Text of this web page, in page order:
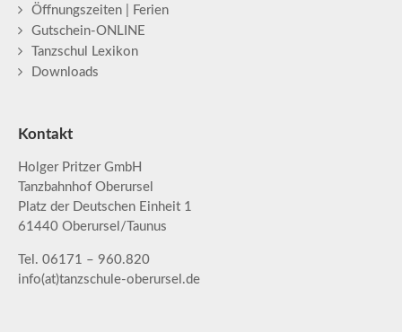
Öffnungszeiten | Ferien
Gutschein-ONLINE
Tanzschul Lexikon
Downloads
Kontakt
Holger Pritzer GmbH
Tanzbahnhof Oberursel
Platz der Deutschen Einheit 1
61440 Oberursel/Taunus
Tel. 06171 – 960.820
info(at)tanzschule-oberursel.de